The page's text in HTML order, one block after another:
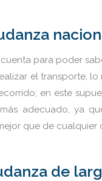
para poder
el transporte,
en este
adecuado, ya
que de cualquier
de